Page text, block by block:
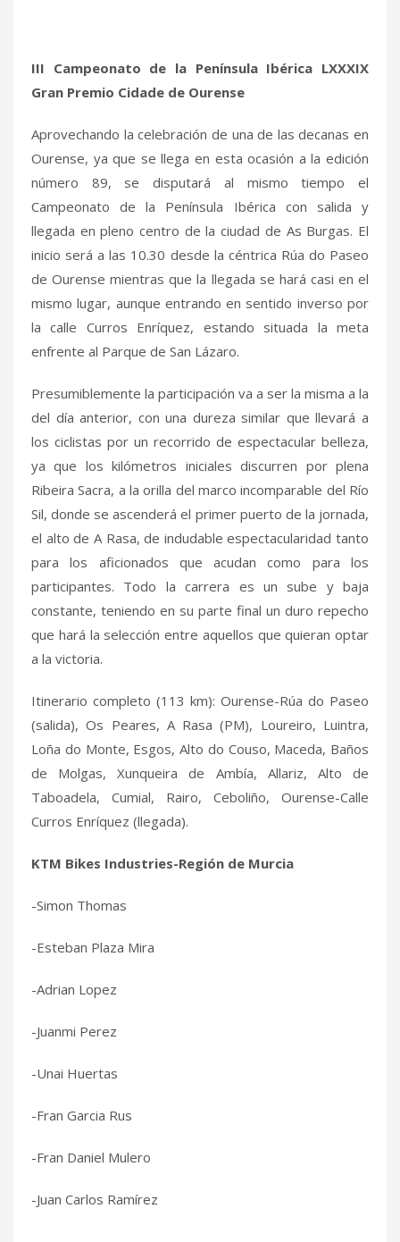
III Campeonato de la Península Ibérica LXXXIX
Gran Premio Cidade de Ourense
Aprovechando la celebración de una de las decanas en
Ourense, ya que se llega en esta ocasión a la edición
número 89, se disputará al mismo tiempo el
Campeonato de la Península Ibérica con salida y
llegada en pleno centro de la ciudad de As Burgas. El
inicio será a las 10.30 desde la céntrica Rúa do Paseo
de Ourense mientras que la llegada se hará casi en el
mismo lugar, aunque entrando en sentido inverso por
la calle Curros Enríquez, estando situada la meta
enfrente al Parque de San Lázaro.
Presumiblemente la participación va a ser la misma a la
del día anterior, con una dureza similar que llevará a
los ciclistas por un recorrido de espectacular belleza,
ya que los kilómetros iniciales discurren por plena
Ribeira Sacra, a la orilla del marco incomparable del Río
Sil, donde se ascenderá el primer puerto de la jornada,
el alto de A Rasa, de indudable espectacularidad tanto
para los aficionados que acudan como para los
participantes. Todo la carrera es un sube y baja
constante, teniendo en su parte final un duro repecho
que hará la selección entre aquellos que quieran optar
a la victoria.
Itinerario completo (113 km): Ourense-Rúa do Paseo
(salida), Os Peares, A Rasa (PM), Loureiro, Luintra,
Loña do Monte, Esgos, Alto do Couso, Maceda, Baños
de Molgas, Xunqueira de Ambía, Allariz, Alto de
Taboadela, Cumial, Rairo, Ceboliño, Ourense-Calle
Curros Enríquez (llegada).
KTM Bikes Industries-Región de Murcia
-Simon Thomas
-Esteban Plaza Mira
-Adrian Lopez
-Juanmi Perez
-Unai Huertas
-Fran Garcia Rus
-Fran Daniel Mulero
-Juan Carlos Ramírez